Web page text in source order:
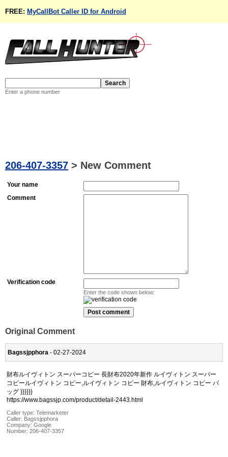
FREE: MyCallBot Caller ID for Android
Enter a phone number
206-407-3357 > New Comment
Your name
Comment
Verification code
Enter the code shown below:
Original Comment
Bagssjpphora - 02-27-2024
財布ルイヴィトン スーパーコピー 長財布2020年新作 ルイヴィトン スーパー
コピールイヴィトン コピー,ルイヴィトン コピー 財布,ルイヴィトン コピー バ
ッグ }}}}}}
https://www.bagssjp.com/product/detail-2443.html
Caller type: Telemarketer
Caller: Bagssjpphora
Company: Google
Number: 206-407-3357